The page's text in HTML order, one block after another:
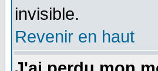
invisible.
Revenir en haut